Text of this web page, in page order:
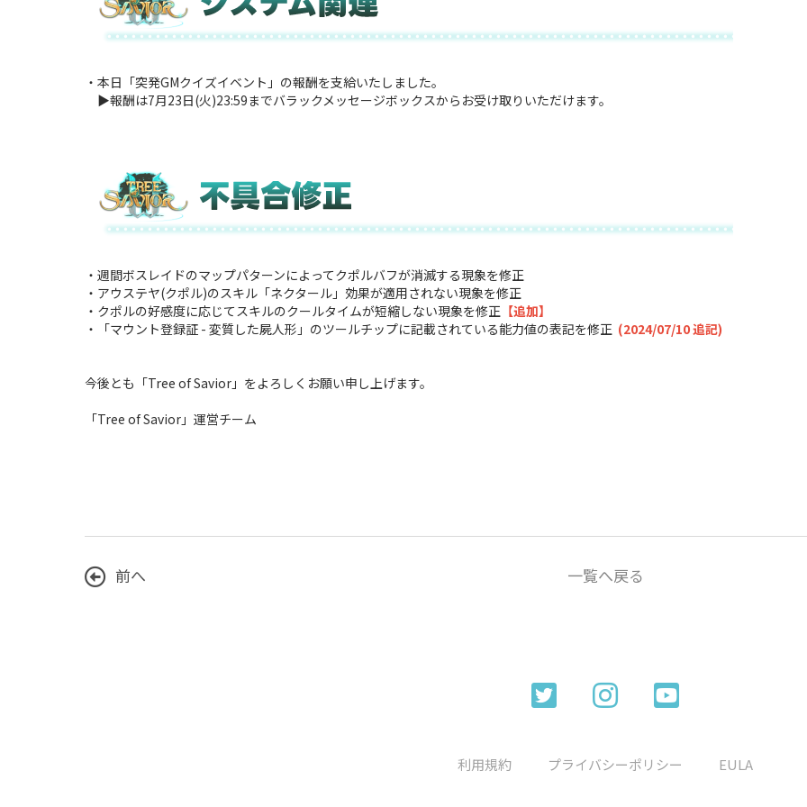
・本日「突発GMクイズイベント」の報酬を支給いたしました。
▶報酬は7月23日(火)23:59までバラックメッセージボックスからお受け取りいただけます。
・週間ボスレイドのマップパターンによってクポルバフが消滅する現象を修正
・アウステヤ(クポル)のスキル「ネクタール」効果が適用されない現象を修正
・クポルの好感度に応じてスキルのクールタイムが短縮しない現象を修正 【追加】
・「マウント登録証 - 変質した屍人形」のツールチップに記載されている能力値の表記を修正 (2024/07/10 追記)
今後とも「Tree of Savior」をよろしくお願い申し上げます。
「Tree of Savior」運営チーム
前へ 一覧へ戻る
利用規約 プライバシーポリシー EULA